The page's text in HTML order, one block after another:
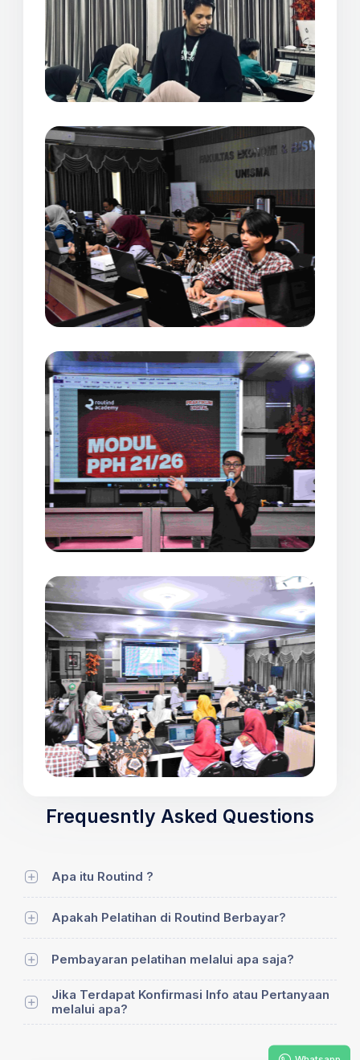
Frequesntly Asked Questions
Apa itu Routind ?
Apakah Pelatihan di Routind Berbayar?
Pembayaran pelatihan melalui apa saja?
Jika Terdapat Konfirmasi Info atau Pertanyaan
melalui apa?